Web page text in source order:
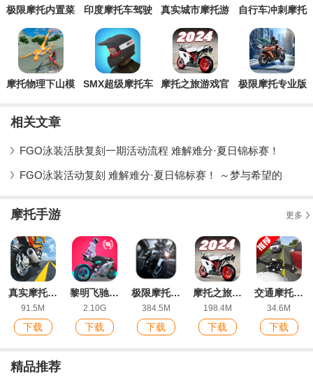
极限摩托内置菜
印度摩托车驾驶
Bikes Driving
3D)
真实城市摩托游
自行车冲刺摩托
(Bike Rider)
摩托物理下山模
SMX超级摩托车
摩托之旅游戏官
极限摩托专业版
相关文章
FGO泳装活肤复刻一期活动流程 难解难分·夏日锦标赛！
FGO泳装活动复刻 难解难分·夏日锦标赛！ ～梦与希望的
摩托手游 更多
真实摩托锦标赛安卓版
91.5M
下载
黎明飞驰官方正版
2.10G
下载
极限摩托内置菜单版
384.5M
下载
摩托之旅游戏官方版Motor Tour
198.4M
下载
交通摩托2手机版Traffic Motos 2
34.6M
下载
精品推荐